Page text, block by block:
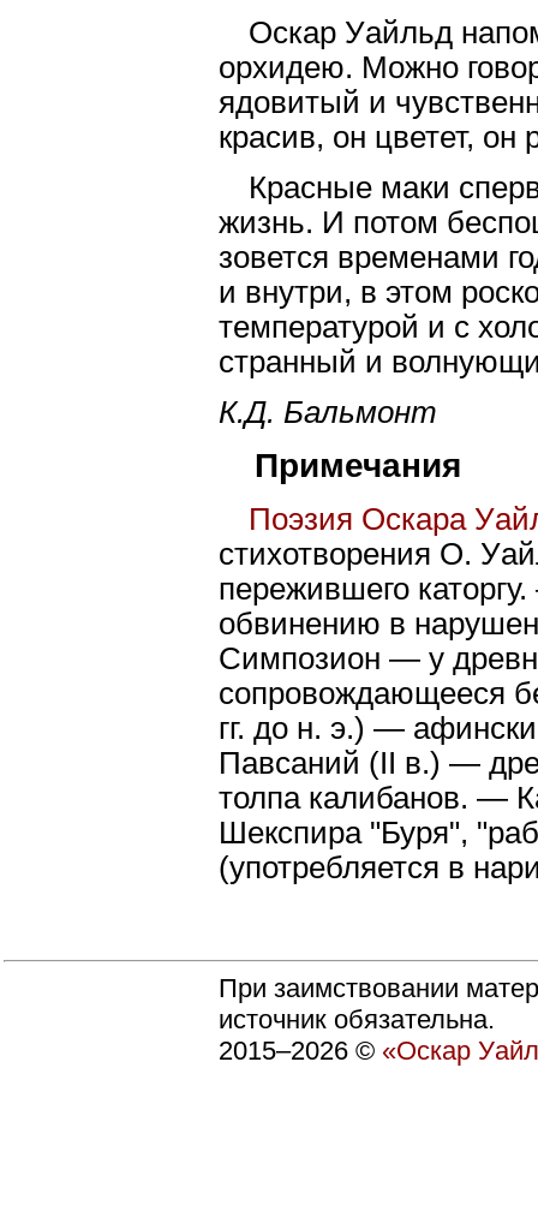
Оскар Уайльд
орхидею. Можно
ядовитый и
красив, он цветет, он
Красные маки
жизнь. И потом
зовется временами
и внутри, в этом
температурой и с
странный и
К.Д. Бальмонт
Примечания
Поэзия Оскара
стихотворения О.
пережившего
обвинению в
Симпозион — у
сопровождающееся
гг. до н. э.) —
Павсаний (II в.) —
толпа калибанов. —
Шекспира "Буря",
(употребляется в
При заимствовании
источник обязательна.
2015–2026 © «Оскар